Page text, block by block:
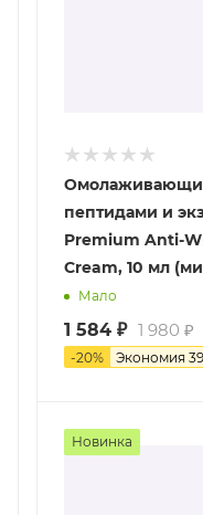
пептидами и
Premium Anti-
Cream, 10 мл
Мало
1 584 ₽ 1 980 ₽
-20% Экономия
Новинка